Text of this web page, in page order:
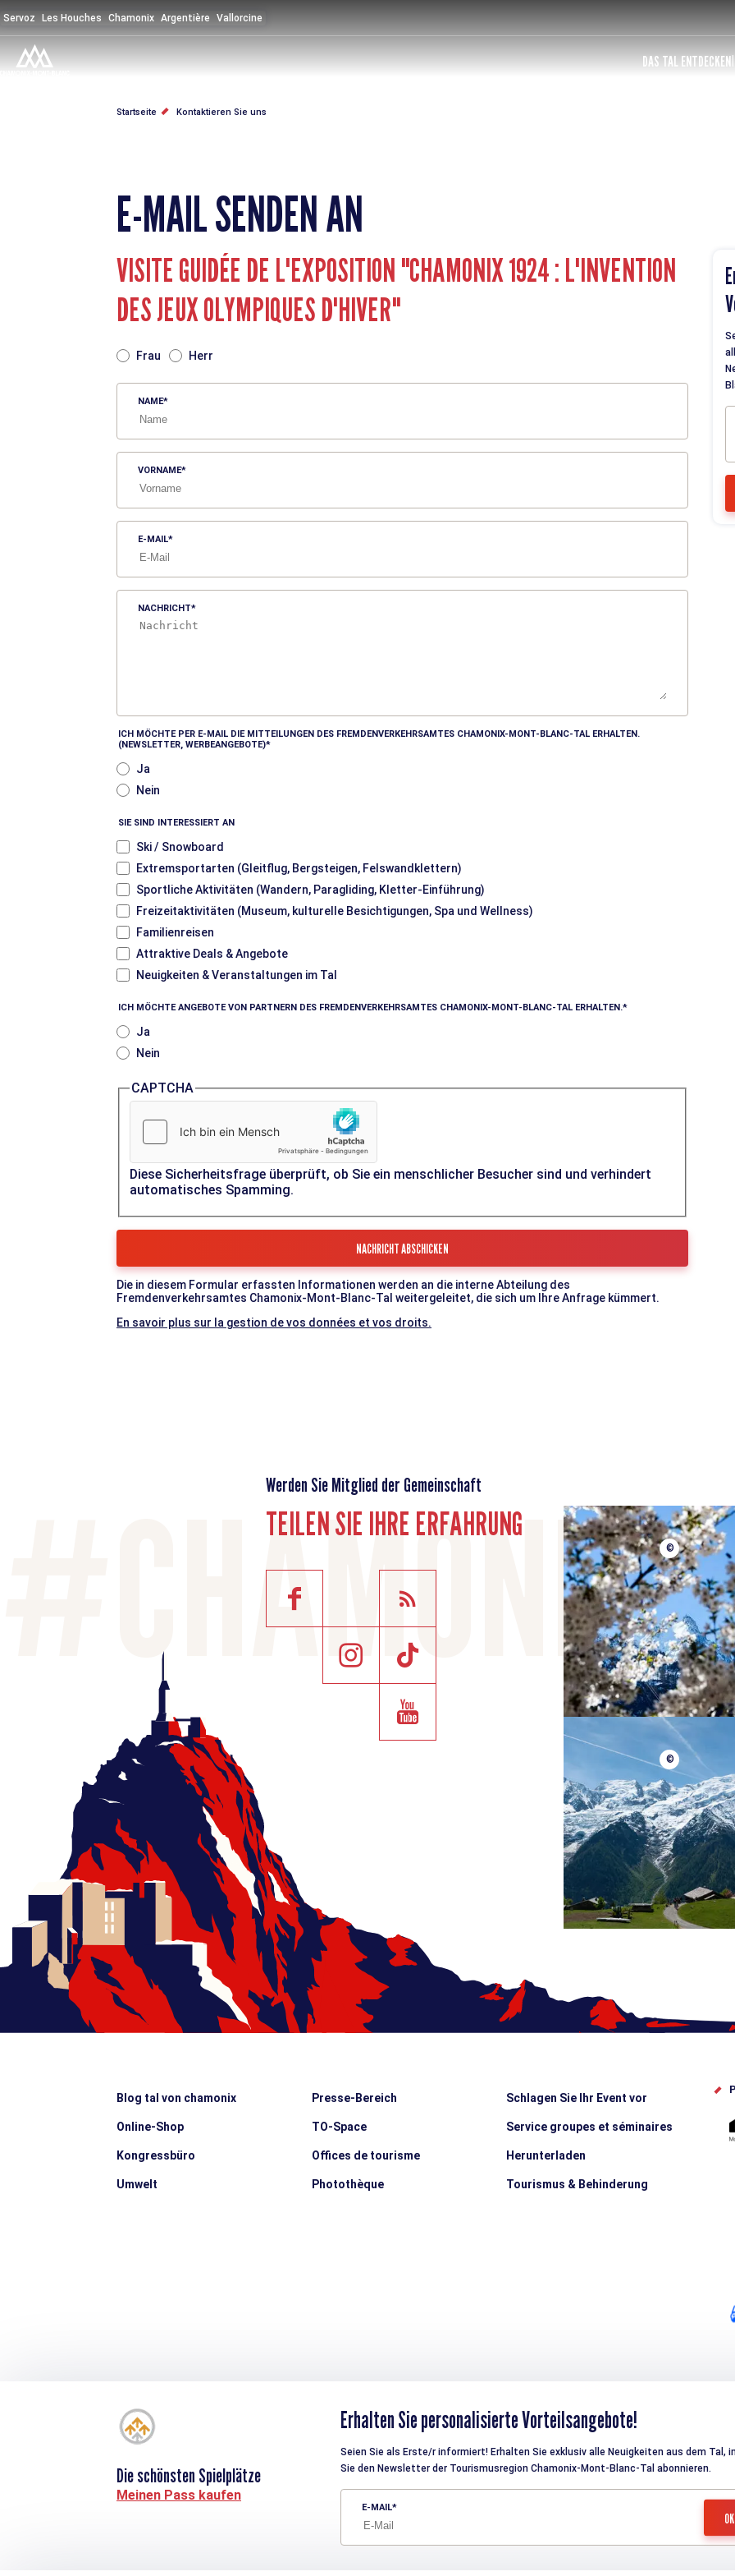
zum
Inhalt
Servoz Les Houches Chamonix Argentière Vallorcine
DAS TAL ENTDECKEN
PFADNAVIGATION
Startseite Kontaktieren Sie uns
E-MAIL SENDEN AN
VISITE GUIDÉE DE L'EXPOSITION "CHAMONIX 1924 : L'INVENTION
DES JEUX OLYMPIQUES D'HIVER"
Frau Herr
NAME
VORNAME
E-MAIL
NACHRICHT
ICH MÖCHTE PER E-MAIL DIE MITTEILUNGEN DES FREMDENVERKEHRSAMTES CHAMONIX-MONT-BLANC-TAL ERHALTEN.
(NEWSLETTER, WERBEANGEBOTE)
Ja
Nein
SIE SIND INTERESSIERT AN
Ski / Snowboard
Extremsportarten (Gleitflug, Bergsteigen, Felswandklettern)
Sportliche Aktivitäten (Wandern, Paragliding, Kletter-Einführung)
Freizeitaktivitäten (Museum, kulturelle Besichtigungen, Spa und Wellness)
Familienreisen
Attraktive Deals & Angebote
Neuigkeiten & Veranstaltungen im Tal
ICH MÖCHTE ANGEBOTE VON PARTNERN DES FREMDENVERKEHRSAMTES CHAMONIX-MONT-BLANC-TAL ERHALTEN.
Ja
Nein
CAPTCHA
Diese Sicherheitsfrage überprüft, ob Sie ein menschlicher Besucher sind und verhindert
automatisches Spamming.
Die in diesem Formular erfassten Informationen werden an die interne Abteilung des
Fremdenverkehrsamtes Chamonix-Mont-Blanc-Tal weitergeleitet, die sich um Ihre Anfrage kümmert.
En savoir plus sur la gestion de vos données et vos droits.
Werden Sie Mitglied der Gemeinschaft
TEILEN SIE IHRE ERFAHRUNG
©
©
Blog tal von chamonix
Online-Shop
Kongressbüro
Umwelt
Presse-Bereich
TO-Space
Offices de tourisme
Photothèque
Schlagen Sie Ihr Event vor
Service groupes et séminaires
Herunterladen
Tourismus & Behinderung
Die schönsten Spielplätze
Meinen Pass kaufen
Erhalten Sie personalisierte Vorteilsangebote!
Seien Sie als Erste/r informiert! Erhalten Sie exklusiv alle Neuigkeiten aus dem Tal,
Sie den Newsletter der Tourismusregion Chamonix-Mont-Blanc-Tal abonnieren.
E-MAIL